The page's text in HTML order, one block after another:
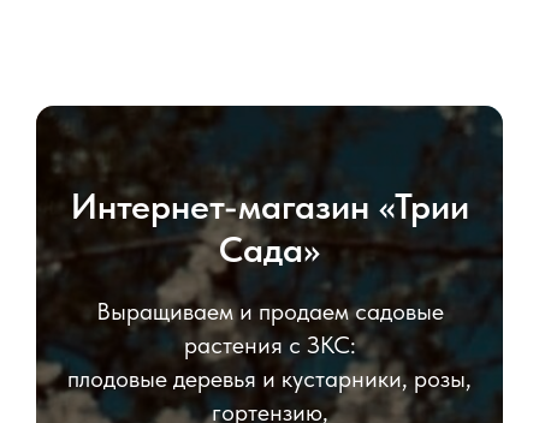
Интернет-магазин «Трии
Сада»
Выращиваем и продаем садовые
растения с ЗКС:
плодовые деревья и кустарники, розы,
гортензию,